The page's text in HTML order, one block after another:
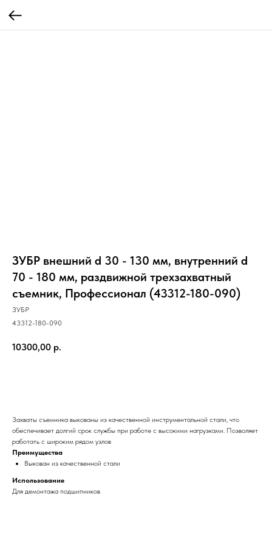
ЗУБР внешний d 30 - 130 мм, внутренний d
70 - 180 мм, раздвижной трехзахватный
съемник, Профессионал (43312-180-090)
ЗУБР
43312-180-090
10300,00 р.
Захваты съемника выкованы из качественной инструментальной стали, что
обеспечивает долгий срок службы при работе с высокими нагрузками. Позволяет
работать с широким рядом узлов
Преимущества
Выкован из качественной стали
Использование
Для демонтажа подшипников